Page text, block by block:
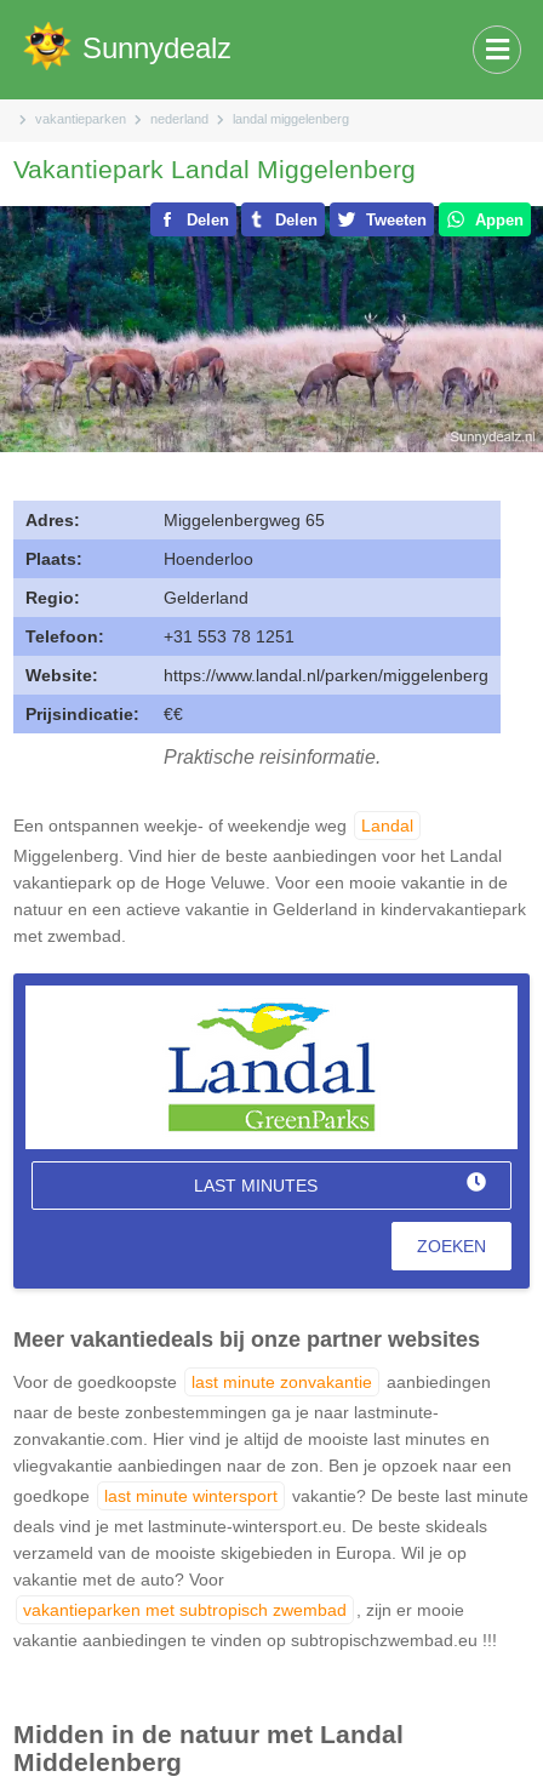
vakantieparken nederland landal miggelenberg
Sunnydealz
Vakantiepark Landal Miggelenberg
Delen Delen Tweeten Appen
Adres:
Miggelenbergweg 65
Plaats:
Hoenderloo
Regio:
Gelderland
Telefoon:
+31 553 78 1251
Website:
https://www.landal.nl/parken/miggelenberg
Prijsindicatie:
€€
Praktische reisinformatie.
Een ontspannen weekje- of weekendje weg
Landal
Miggelenberg. Vind hier de beste aanbiedingen voor het Landal
vakantiepark op de Hoge Veluwe. Voor een mooie vakantie in de
natuur en een actieve vakantie in Gelderland in kindervakantiepark
met zwembad.
LAST MINUTES
ZOEKEN
Meer vakantiedeals bij onze partner websites
Voor de goedkoopste last minute zonvakantie
aanbiedingen
naar de beste zonbestemmingen ga je naar lastminute-
zonvakantie.com. Hier vind je altijd de mooiste last minutes en
vliegvakantie aanbiedingen naar de zon. Ben je opzoek naar een
goedkope
last minute wintersport
vakantie? De beste last minute
deals vind je met lastminute-wintersport.eu. De beste skideals
verzameld van de mooiste skigebieden in Europa. Wil je op
vakantie met de auto? Voor
vakantieparken met subtropisch zwembad
, zijn er mooie
vakantie aanbiedingen te vinden op subtropischzwembad.eu !!!
Midden in de natuur met Landal
Middelenberg